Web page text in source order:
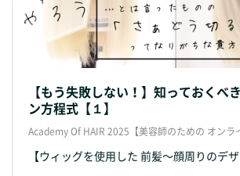
【もう失敗しない！】知っておくべ
ン方程式【１】
Academy Of HAIR 2025【美容師のための オンラ
【ウィッグを使用した 前髪〜顔周りのデザ